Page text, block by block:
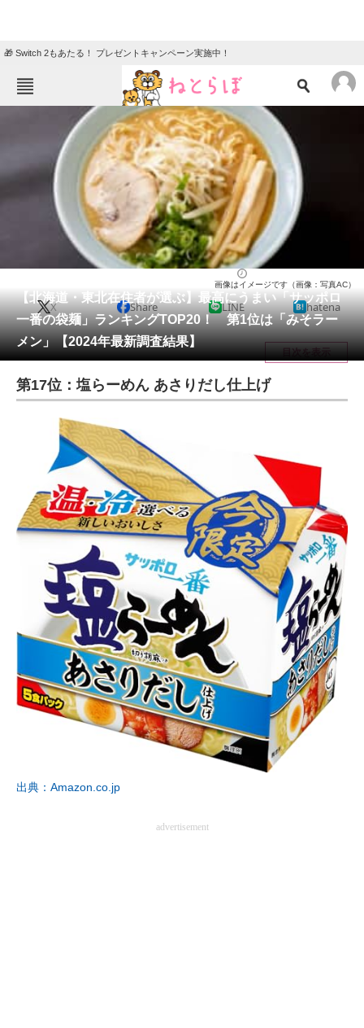
🎁 Switch 2もあたる！ プレゼントキャンペーン実施中！
ねとらぼメニュー
ニュース
エンタメ クイズ
地域
教育・育児
リサーチ
会員記事
メディア
注目記事を集めた総合ページ
ITの今と未来を見通す
スマホと通信の最新トレンド
進化するPCとデバイスの未来
好きが集まる 比べて選べる
ビジネスと働き方のヒント
AI活用のいまが分かる
企業ITのトレンドを詳説
経営リーダーのコミュニティ
マーケ×ITの今がよく分かる
ITエンジニア向け専門サイト
企業向けIT製品の総合サイト
IT製品の技術・比較・事例
【北海道・東北在住者が選ぶ】最高にうまい「サッポロ
一番の袋麺」ランキングTOP20！ 第1位は「みそラー
メン」【2024年最新調査結果】
画像はイメージです（画像：写真AC）
X Share LINE hatena
目次を表示
第17位：塩らーめん あさりだし仕上げ
出典：Amazon.co.jp
advertisement